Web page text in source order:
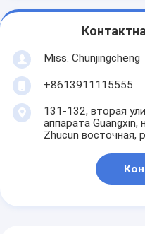
Miss. Chunjingcheng
+8613911115555
131-132, вторая
аппарата
Zhucun восточная,